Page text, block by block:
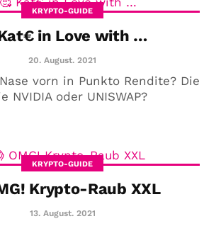
KRYPTO-GUIDE
in Love with …
20. August. 2021
vorn in Punkto Rendite? Die
NVIDIA oder UNISWAP?
KRYPTO-GUIDE
Krypto-Raub XXL
13. August. 2021